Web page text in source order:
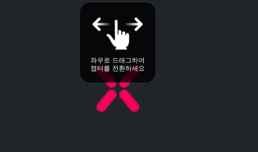
좌우로 드래그하여
챕터를 전환하세요